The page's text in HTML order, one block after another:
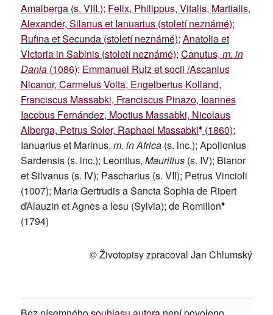
Amalberga (s. VIII.); Felix, Philippus, Vitalis, Martialis,
Alexander, Silanus et Ianuarius (století neznámé);
Rufina et Secunda (století neznámé); Anatolia et
Victoria in Sabinis (století neznámé); Canutus, m. in
Dania(1086); Emmanuel Ruiz et socii /Ascanius
Nicanor, Carmelus Volta, Engelbertus Kolland,
Franciscus Massabki, Franciscus Pinazo, Ioannes
Iacobus Fernández, Mootius Massabki, Nicolaus
Alberga, Petrus Soler, Raphael Massabki♦(1860);
Ianuarius et Marinus, m. in Africa(s. inc.); Apollonius
Sardensis (s. inc.); Leontius, Mauritius(s. IV); Bianor
et Silvanus (s. IV); Pascharius (s. VII); Petrus Vincioli
(1007); Maria Gertrudis a Sancta Sophia de Ripert
ďAlauzin et Agnes a Iesu (Sylvia); de Romillon♦
(1794)
© Životopisy zpracoval Jan Chlumský